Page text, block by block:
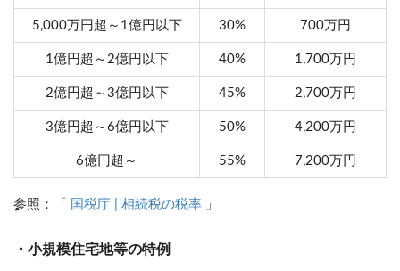
5,000万円超～1億円以下 30% 700万円
1億円超～2億円以下 40% 1,700万円
2億円超～3億円以下 45% 2,700万円
3億円超～6億円以下 50% 4,200万円
6億円超～ 55% 7,200万円
参照：「 国税庁 | 相続税の税率 」
・小規模住宅地等の特例